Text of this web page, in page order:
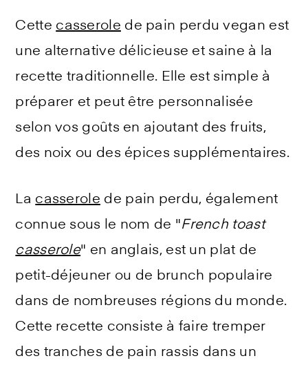
Cette casserole de pain perdu vegan est
une alternative délicieuse et saine à la
recette traditionnelle. Elle est simple à
préparer et peut être personnalisée
selon vos goûts en ajoutant des fruits,
des noix ou des épices supplémentaires.
La casserole de pain perdu, également
connue sous le nom de "French toast
casserole" en anglais, est un plat de
petit-déjeuner ou de brunch populaire
dans de nombreuses régions du monde.
Cette recette consiste à faire tremper
des tranches de pain rassis dans un